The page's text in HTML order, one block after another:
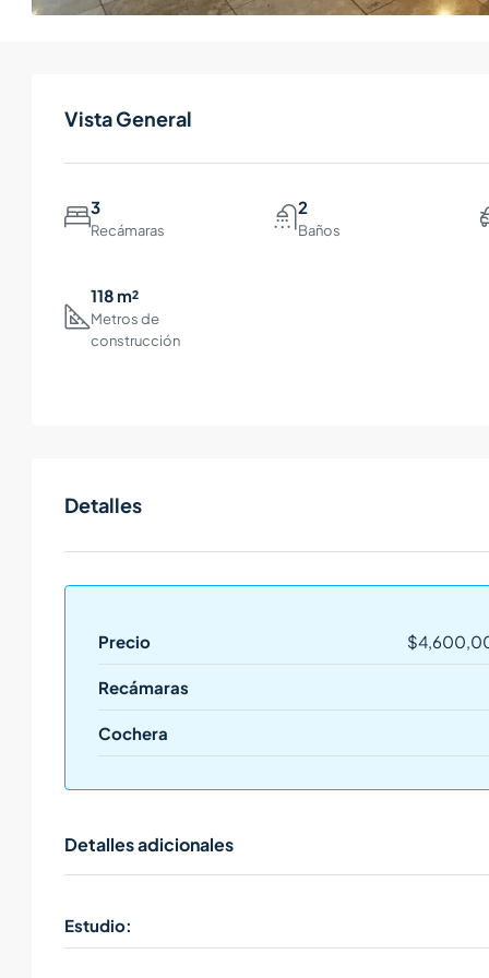
Vista General
3
Recámaras
2
Baños
118 m²
Metros de
construcción
Detalles
Precio
Recámaras
Cochera
Detalles adicionales
Estudio: